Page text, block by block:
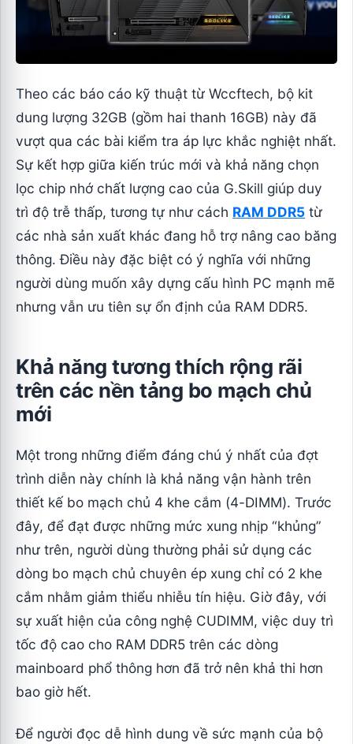
Theo các báo cáo kỹ thuật từ Wccftech, bộ kit
dung lượng 32GB (gồm hai thanh 16GB) này đã
vượt qua các bài kiểm tra áp lực khắc nghiệt nhất.
Sự kết hợp giữa kiến trúc mới và khả năng chọn
lọc chip nhớ chất lượng cao của G.Skill giúp duy
trì độ trễ thấp, tương tự như cách RAM DDR5 từ
các nhà sản xuất khác đang hỗ trợ nâng cao băng
thông. Điều này đặc biệt có ý nghĩa với những
người dùng muốn xây dựng cấu hình PC mạnh mẽ
nhưng vẫn ưu tiên sự ổn định của RAM DDR5.
Khả năng tương thích rộng rãi
trên các nền tảng bo mạch chủ
mới
Một trong những điểm đáng chú ý nhất của đợt
trình diễn này chính là khả năng vận hành trên
thiết kế bo mạch chủ 4 khe cắm (4-DIMM). Trước
đây, để đạt được những mức xung nhịp “khủng”
như trên, người dùng thường phải sử dụng các
dòng bo mạch chủ chuyên ép xung chỉ có 2 khe
cắm nhằm giảm thiểu nhiễu tín hiệu. Giờ đây, với
sự xuất hiện của công nghệ CUDIMM, việc duy trì
tốc độ cao cho RAM DDR5 trên các dòng
mainboard phổ thông hơn đã trở nên khả thi hơn
bao giờ hết.
Để người đọc dễ hình dung về sức mạnh của bộ